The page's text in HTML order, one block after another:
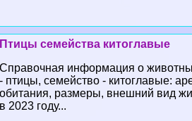
Птицы семейства китоглавые
Справочная информация о
- птицы, семейство - китоглавые:
обитания, размеры, внешний вид
в 2023 году...